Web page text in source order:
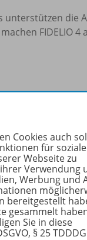
unterstützen die
FIDELIO
Cookies auch
für
Webseite zu
Verwendung
Werbung und
bereitgestellt
gesammelt
Sie in diese
§ 25